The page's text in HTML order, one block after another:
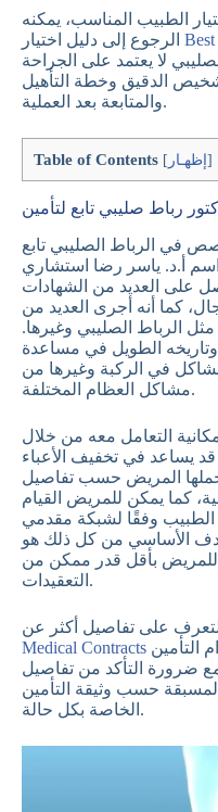
الطبيب المناسب، يمكنه
لا يعتمد على الجراحة
الدقيق وخطة التأهيل
والمتابعة بعد العملية.
Table of Contents [ إظهـار ]
في الرباط الصليبي تابع
أ.د. ياسر رضا استشاري
على العديد من الشهادات
كما أنه أجرى العديد من
مثل الرباط الصليبي وغيرها.
وتاريخه الطويل في مساعدة
في الركبة وغيرها من
مشاكل العظام المختلفة.
التعامل معه من خلال
يساعد في تخفيف الأعباء
المريض حسب تفاصيل
كما يمكن للمريض القيام
الطبيب وفقًا لشبكة مقدمي
الأساسي من كل ذلك هو
للمريض بأقل قدر ممكن من
التعقيدات.
Medical Contracts
ضرورة التأكد من تفاصيل
حسب وثيقة التأمين
الخاصة بكل حالة.